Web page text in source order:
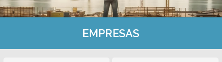
EMPRESAS